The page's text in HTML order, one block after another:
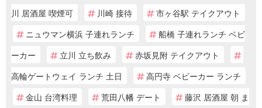
川 居酒屋 喫煙可
川崎 接待
市ヶ谷駅 テイクアウト
ニュウマン横浜 子連れランチ
船橋 子連れランチ ベビ
ーカー
立川 立ち飲み
赤坂見附 テイクアウト
高輪ゲートウェイ ランチ 土日
高円寺 ベビーカー ランチ
金山 台湾料理
荒田八幡 デート
藤沢 居酒屋 朝 ま